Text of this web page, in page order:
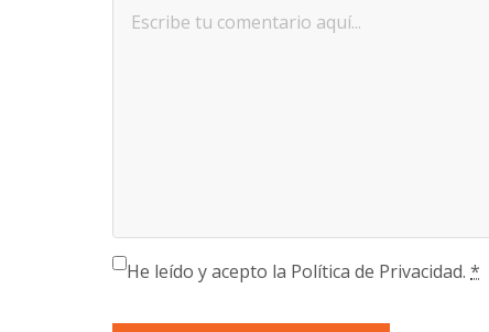
He leído y acepto la Política de Privacidad. *